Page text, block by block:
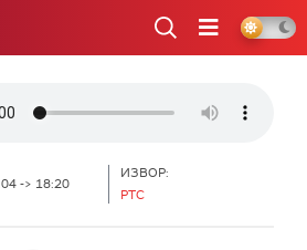
-> 18:20
ИЗВОР:
РТС